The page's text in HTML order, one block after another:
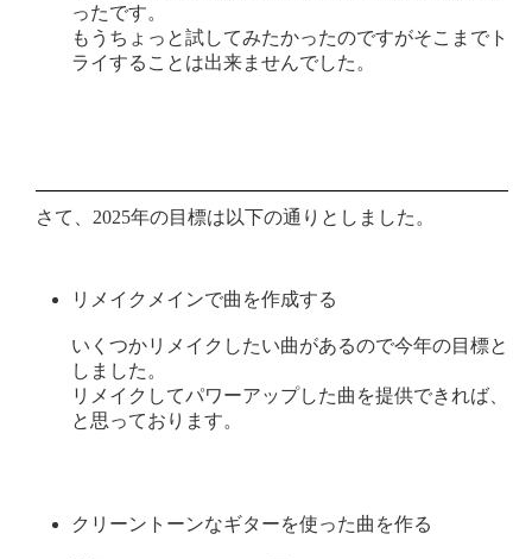
ったです。
もうちょっと試してみたかったのですがそこまでト
ライすることは出来ませんでした。
さて、2025年の目標は以下の通りとしました。
リメイクメインで曲を作成する
いくつかリメイクしたい曲があるので今年の目標と
しました。
リメイクしてパワーアップした曲を提供できれば、
と思っております。
クリーントーンなギターを使った曲を作る